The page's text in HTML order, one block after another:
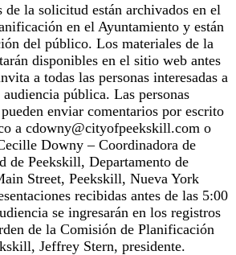
de la solicitud están archivados en el
en el Ayuntamiento y están
del público. Los materiales de la
disponibles en el sitio web antes
a todas las personas interesadas a
audiencia pública. Las personas
enviar comentarios por escrito
a cdowny@cityofpeekskill.com o
Downy – Coordinadora de
de Peekskill, Departamento de
Street, Peekskill, Nueva York
recibidas antes de las 5:00
se ingresarán en los registros
de la Comisión de Planificación
Jeffrey Stern, presidente.